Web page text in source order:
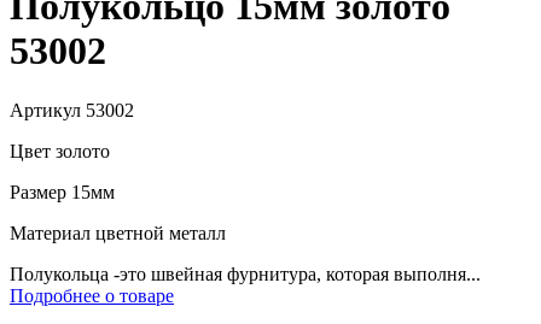
53002
Артикул 53002
Цвет золото
Размер 15мм
Материал цветной металл
Полукольца -это швейная фурнитура, которая выполня...
Подробнее о товаре